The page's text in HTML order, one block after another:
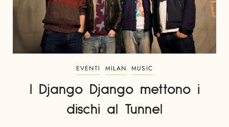
EVENTI MILAN MUSIC
I Django Django mettono i
dischi al Tunnel